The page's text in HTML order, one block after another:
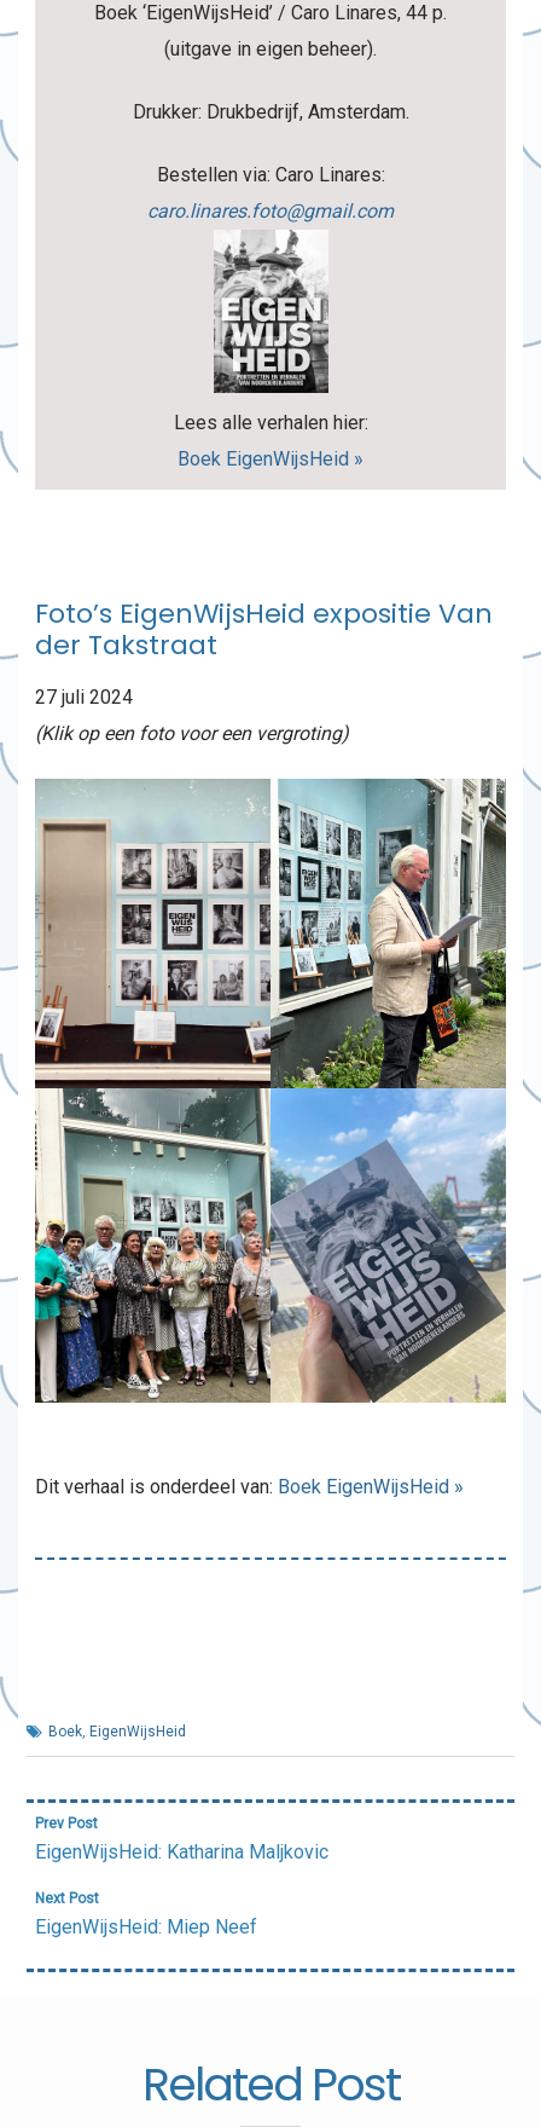
Boek ‘EigenWijsHeid’ / Caro Linares, 44 p.
(uitgave in eigen beheer).
Drukker: Drukbedrijf, Amsterdam.
Bestellen via: Caro Linares:
caro.linares.foto@gmail.com
Lees alle verhalen hier:
Boek EigenWijsHeid »
Foto’s EigenWijsHeid expositie Van
der Takstraat
27 juli 2024
(Klik op een foto voor een vergroting)
Dit verhaal is onderdeel van: Boek EigenWijsHeid »
Boek, EigenWijsHeid
Bericht
navigatie
Prev Post
EigenWijsHeid: Katharina Maljkovic
Next Post
EigenWijsHeid: Miep Neef
Related Post